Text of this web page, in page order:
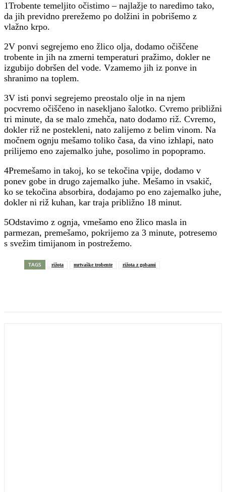
1Trobente temeljito očistimo – najlažje to naredimo tako,
da jih previdno prerežemo po dolžini in pobrišemo z
vlažno krpo.
2V ponvi segrejemo eno žlico olja, dodamo očiščene
trobente in jih na zmerni temperaturi pražimo, dokler ne
izgubijo dobršen del vode. Vzamemo jih iz ponve in
shranimo na toplem.
3V isti ponvi segrejemo preostalo olje in na njem
pocvremo očiščeno in nasekljano šalotko. Cvremo približni
tri minute, da se malo zmehča, nato dodamo riž. Cvremo,
dokler riž ne postekleni, nato zalijemo z belim vinom. Na
močnem ognju mešamo toliko časa, da vino izhlapi, nato
prilijemo eno zajemalko juhe, posolimo in popopramo.
4Premešamo in takoj, ko se tekočina vpije, dodamo v
ponev gobe in drugo zajemalko juhe. Mešamo in vsakič,
ko se tekočina absorbira, dodajamo po eno zajemalko juhe,
dokler ni riž kuhan, kar traja približno 18 minut.
5Odstavimo z ognja, vmešamo eno žlico masla in
parmezan, premešamo, pokrijemo za 3 minute, potresemo
s svežim timijanom in postrežemo.
TAGS rižota mrtvaške trobente rižota z gobami